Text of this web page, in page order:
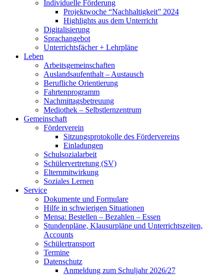
Individuelle Förderung
Projektwoche “Nachhaltigkeit” 2024
Highlights aus dem Unterricht
Digitalisierung
Sprachangebot
Unterrichtsfächer + Lehrpläne
Leben
Arbeitsgemeinschaften
Auslandsaufenthalt – Austausch
Berufliche Orientierung
Fahrtenprogramm
Nachmittagsbetreuung
Mediothek – Selbstlernzentrum
Gemeinschaft
Förderverein
Sitzungsprotokolle des Fördervereins
Einladungen
Schulsozialarbeit
Schülervertretung (SV)
Elternmitwirkung
Soziales Lernen
Service
Dokumente und Formulare
Hilfe in schwierigen Situationen
Mensa: Bestellen – Bezahlen – Essen
Stundenpläne, Klausurpläne und Unterrichtszeiten,
Accounts
Schülertransport
Termine
Datenschutz
Anmeldung zum Schuljahr 2026/27